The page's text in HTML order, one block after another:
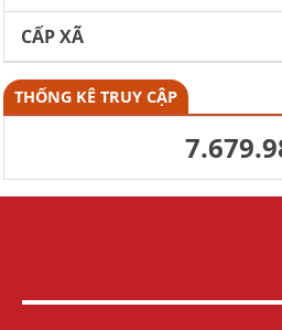
CẤP XÃ
THỐNG KÊ TRUY CẬP